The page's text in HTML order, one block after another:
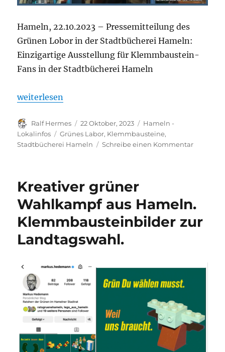
Hameln, 22.10.2023 – Pressemitteilung des
Grünen Lobor in der Stadtbücherei Hameln:
Einzigartige Ausstellung für Klemmbaustein-
Fans in der Stadtbücherei Hameln
„Klemmbausteinausstellung in der Stadtbücherei
weiterlesen
Autor
Ralf Hermes
Veröffentlicht
am
22 Oktober, 2023 Kategorien
Hameln -
Lokalinfos
Schlagwörter
Grünes Labor, Klemmbausteine,
Stadtbücherei Hameln
Schreibe einen Kommentarzu
am
4.
und
Kreativer grüner
Wahlkampf aus Hameln.
Klemmbausteinbilder zur
Landtagswahl.